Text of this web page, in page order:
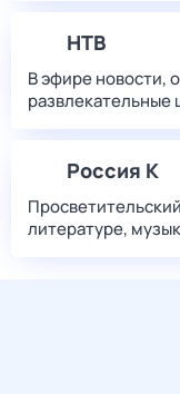
НТВ
В эфире новости,
Россия К
литературе,